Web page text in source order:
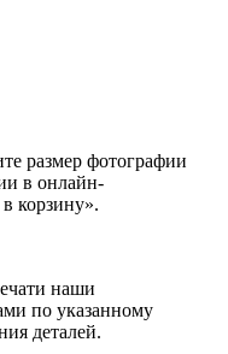
размер фотографии
в онлайн-
корзину».
наши
по указанному
деталей.